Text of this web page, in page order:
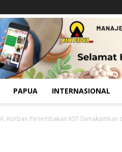
PAPUA INTERNASIONAL
Korban Penembakan KST Dimakamkan